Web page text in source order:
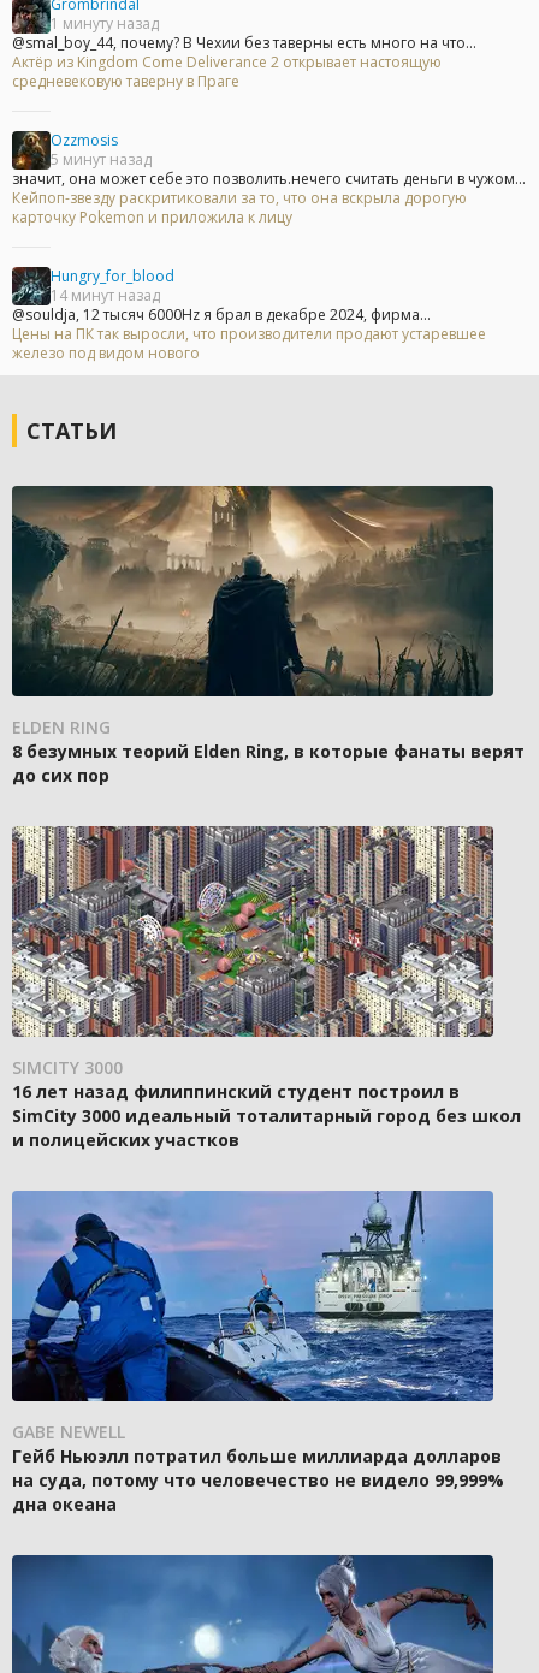
Grombrindal
1 минуту назад
@smal_boy_44, почему? В Чехии без таверны есть много на что...
Актёр из Kingdom Come Deliverance 2 открывает настоящую
средневековую таверну в Праге
Ozzmosis
5 минут назад
значит, она может себе это позволить.нечего считать деньги в чужом...
Кейпоп-звезду раскритиковали за то, что она вскрыла дорогую
карточку Pokemon и приложила к лицу
Hungry_for_blood
14 минут назад
@souldja, 12 тысяч 6000Hz я брал в декабре 2024, фирма...
Цены на ПК так выросли, что производители продают устаревшее
железо под видом нового
СТАТЬИ
ELDEN RING
8 безумных теорий Elden Ring, в которые фанаты верят
до сих пор
SIMCITY 3000
16 лет назад филиппинский студент построил в
SimCity 3000 идеальный тоталитарный город без школ
и полицейских участков
GABE NEWELL
Гейб Ньюэлл потратил больше миллиарда долларов
на суда, потому что человечество не видело 99,999%
дна океана